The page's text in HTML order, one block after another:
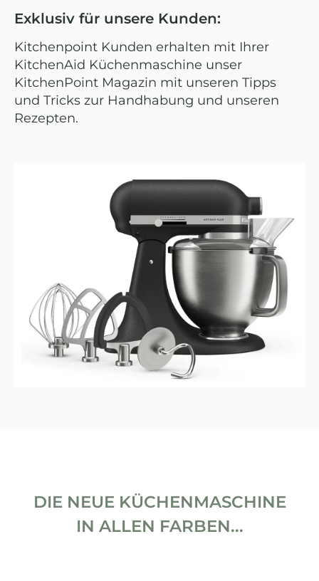
Exklusiv für unsere Kunden:
Kitchenpoint Kunden erhalten mit Ihrer
KitchenAid Küchenmaschine unser
KitchenPoint Magazin mit unseren Tipps
und Tricks zur Handhabung und unseren
Rezepten.
DIE NEUE KÜCHENMASCHINE
IN ALLEN FARBEN...